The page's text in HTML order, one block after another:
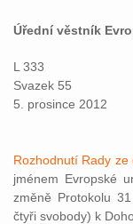
Úřední věstník
L 333
Svazek 55
5. prosince 2012
Rozhodnutí Rady
jménem Evropské
změně Protokolu
čtyři svobody) k